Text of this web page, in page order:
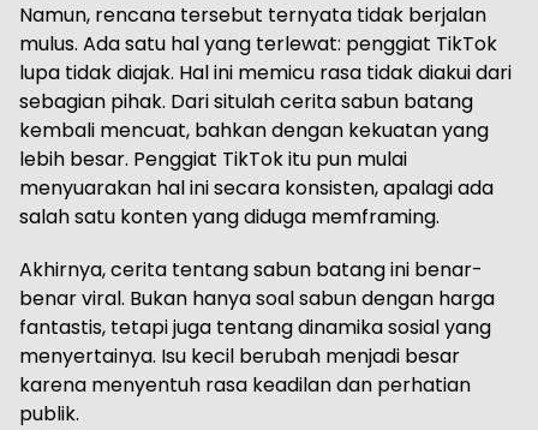
Namun, rencana tersebut ternyata tidak berjalan
mulus. Ada satu hal yang terlewat: penggiat TikTok
lupa tidak diajak. Hal ini memicu rasa tidak diakui dari
sebagian pihak. Dari situlah cerita sabun batang
kembali mencuat, bahkan dengan kekuatan yang
lebih besar. Penggiat TikTok itu pun mulai
menyuarakan hal ini secara konsisten, apalagi ada
salah satu konten yang diduga memframing.
Akhirnya, cerita tentang sabun batang ini benar-
benar viral. Bukan hanya soal sabun dengan harga
fantastis, tetapi juga tentang dinamika sosial yang
menyertainya. Isu kecil berubah menjadi besar
karena menyentuh rasa keadilan dan perhatian
publik.